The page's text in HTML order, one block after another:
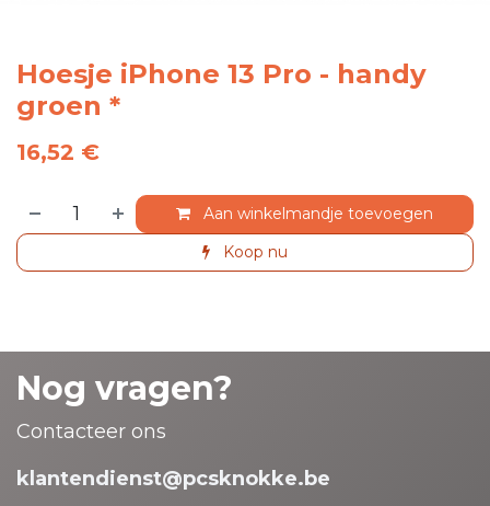
Hoesje iPhone 13 Pro - handy
groen *
16,52 €
Aan winkelmandje toevoegen
Koop nu
Nog vragen?
Contacteer ons
klantendienst@pcsknokke.be